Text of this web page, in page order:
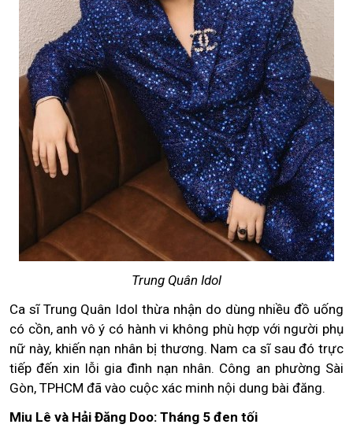
Trung Quân Idol
Ca sĩ Trung Quân Idol thừa nhận do dùng nhiều đồ uống
có cồn, anh vô ý có hành vi không phù hợp với người phụ
nữ này, khiến nạn nhân bị thương. Nam ca sĩ sau đó trực
tiếp đến xin lỗi gia đình nạn nhân. Công an phường Sài
Gòn, TPHCM đã vào cuộc xác minh nội dung bài đăng.
Miu Lê và Hải Đăng Doo: Tháng 5 đen tối